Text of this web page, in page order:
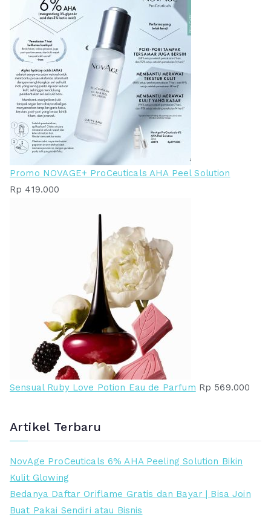
Promo NOVAGE+ ProCeuticals AHA Peel Solution
Rp 419.000
Sensual Ruby Love Potion Eau de Parfum Rp 569.000
Artikel Terbaru
NovAge ProCeuticals 6% AHA Peeling Solution Bikin
Kulit Glowing
Bedanya Daftar Oriflame Gratis dan Bayar | Bisa Join
Buat Pakai Sendiri atau Bisnis